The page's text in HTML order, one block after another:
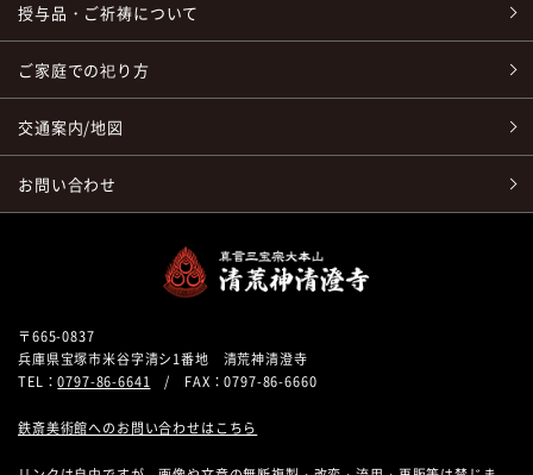
授与品・ご祈祷について
ご家庭での祀り方
交通案内/地図
お問い合わせ
〒665-0837
兵庫県宝塚市米谷字清シ1番地 清荒神清澄寺
TEL：0797-86-6641 / FAX：0797-86-6660
鉄斎美術館へのお問い合わせはこちら